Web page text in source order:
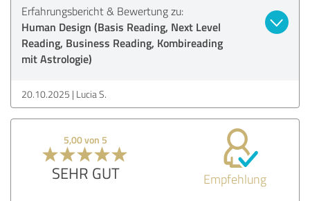
Erfahrungsbericht & Bewertung zu:
Human Design (Basis Reading, Next Level
Reading, Business Reading, Kombireading
mit Astrologie)
20.10.2025 Lucia S.
5,00 von 5
SEHR GUT Empfehlung